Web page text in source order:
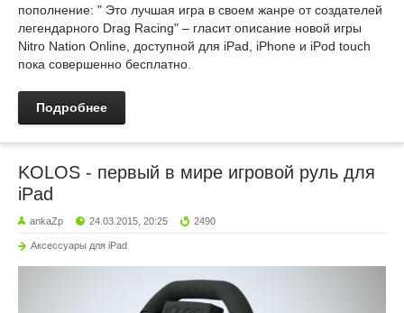
пополнение: " Это лучшая игра в своем жанре от создателей
легендарного Drag Racing" – гласит описание новой игры
Nitro Nation Online, доступной для iPad, iPhone и iPod touch
пока совершенно бесплатно.
Подробнее
KOLOS - первый в мире игровой руль для
iPad
ankaZp 24.03.2015, 20:25 2490
Аксессуары для iPad